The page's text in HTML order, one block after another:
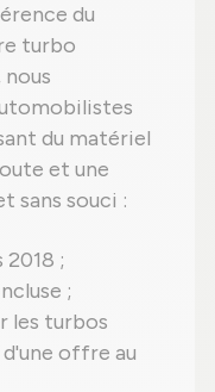
du
turbo
du matériel
et une
sans souci :
;
;
les turbos
offre au